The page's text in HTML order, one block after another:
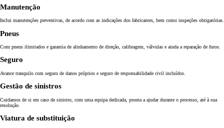
Manutenção
Inclui manutenções preventivas, de acordo com as indicações dos fabricantes, bem como inspeções obrigatórias.
Pneus
Com pneus ilimitados e garantia de alinhamento de direção, calibragem, válvulas e ainda a reparação de furos.
Seguro
Avance tranquilo com seguro de danos próprios e seguro de responsabilidade civil incluídos.
Gestão de sinistros
Cuidamos de si em caso de sinistro, com uma equipa dedicada, pronta a ajudar durante o processo, até à sua
resolução.
Viatura de substituição